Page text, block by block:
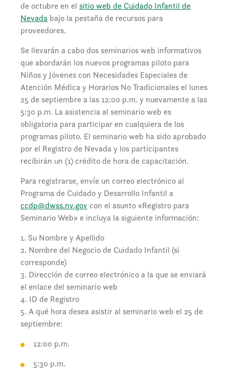
de octubre en el sitio web de Cuidado Infantil de
Nevada bajo la pestaña de recursos para
proveedores.
Se llevarán a cabo dos seminarios web informativos
que abordarán los nuevos programas piloto para
Niños y Jóvenes con Necesidades Especiales de
Atención Médica y Horarios No Tradicionales el lunes
25 de septiembre a las 12:00 p.m. y nuevamente a las
5:30 p.m. La asistencia al seminario web es
obligatoria para participar en cualquiera de los
programas piloto. El seminario web ha sido aprobado
por el Registro de Nevada y los participantes
recibirán un (1) crédito de hora de capacitación.
Para registrarse, envíe un correo electrónico al
Programa de Cuidado y Desarrollo Infantil a
ccdp@dwss.nv.gov con el asunto «Registro para
Seminario Web» e incluya la siguiente información:
1. Su Nombre y Apellido
2. Nombre del Negocio de Cuidado Infantil (si
corresponde)
3. Dirección de correo electrónico a la que se enviará
el enlace del seminario web
4. ID de Registro
5. A qué hora desea asistir al seminario web el 25 de
septiembre:
12:00 p.m.
5:30 p.m.